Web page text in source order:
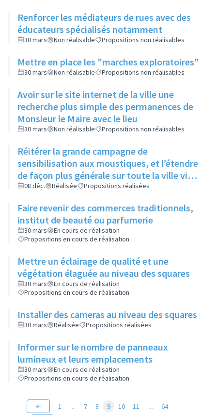
Renforcer les médiateurs de rues avec des
éducateurs spécialisés notamment
30 mars Non réalisable Propositions non réalisables
Mettre en place les "marches exploratoires"
30 mars Non réalisable Propositions non réalisables
Avoir sur le site internet de la ville une
recherche plus simple des permanences de
Monsieur le Maire avec le lieu
30 mars Non réalisable Propositions non réalisables
Réitérer la grande campagne de
sensibilisation aux moustiques, et l’étendre
de façon plus générale sur toute la ville via
ses réseaux sociaux et canaux de diffusion
08 déc. Réalisée Propositions réalisées
Faire revenir des commerces traditionnels,
institut de beauté ou parfumerie
30 mars
En cours de réalisation
Propositions en cours de réalisation
Mettre un éclairage de qualité et une
végétation élaguée au niveau des squares
30 mars
En cours de réalisation
Propositions en cours de réalisation
Installer des cameras au niveau des squares
30 mars Réalisée Propositions réalisées
Informer sur le nombre de panneaux
lumineux et leurs emplacements
30 mars
En cours de réalisation
Propositions en cours de réalisation
1 … 7 8 9 10 11 … 64